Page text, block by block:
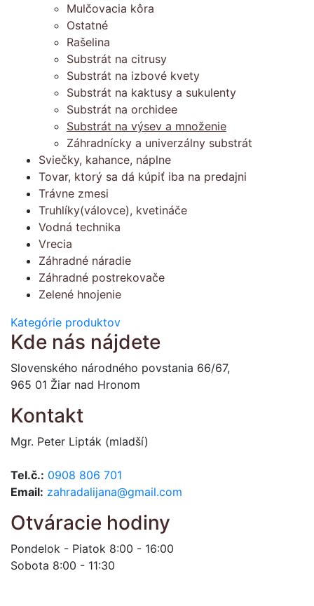
Mulčovacia kôra
Ostatné
Rašelina
Substrát na citrusy
Substrát na izbové kvety
Substrát na kaktusy a sukulenty
Substrát na orchidee
Substrát na výsev a množenie
Záhradnícky a univerzálny substrát
Sviečky, kahance, náplne
Tovar, ktorý sa dá kúpiť iba na predajni
Trávne zmesi
Truhlíky(válovce), kvetináče
Vodná technika
Vrecia
Záhradné náradie
Záhradné postrekovače
Zelené hnojenie
Kategórie produktov
Kde nás nájdete
Slovenského národného povstania 66/67,
965 01 Žiar nad Hronom
Kontakt
Mgr. Peter Lipták (mladší)
Tel.č.: 0908 806 701
Email: zahradalijana@gmail.com
Otváracie hodiny
Pondelok - Piatok 8:00 - 16:00
Sobota 8:00 - 11:30